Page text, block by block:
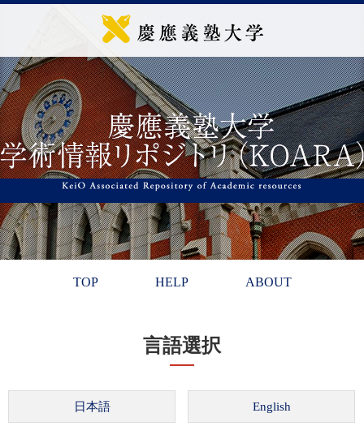
TOP HELP ABOUT
言語選択